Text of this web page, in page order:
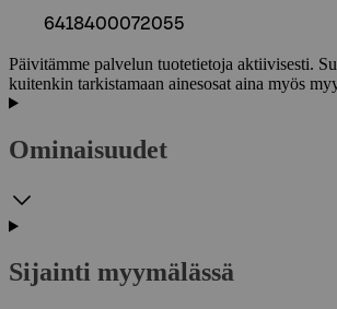
6418400072055
Päivitämme palvelun tuotetietoja aktiivisesti.
kuitenkin tarkistamaan ainesosat aina myös
Ominaisuudet
Sijainti myymälässä